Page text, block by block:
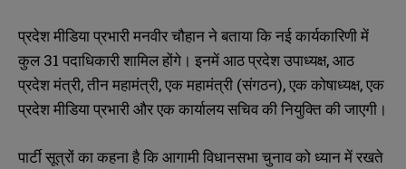
प्रदेश मीडिया प्रभारी मनवीर चौहान ने बताया कि नई कार्यकारिणी में
कुल 31 पदाधिकारी शामिल होंगे। इनमें आठ प्रदेश उपाध्यक्ष, आठ
प्रदेश मंत्री, तीन महामंत्री, एक महामंत्री (संगठन), एक कोषाध्यक्ष, एक
प्रदेश मीडिया प्रभारी और एक कार्यालय सचिव की नियुक्ति की जाएगी।
पार्टी सूत्रों का कहना है कि आगामी विधानसभा चुनाव को ध्यान में रखते